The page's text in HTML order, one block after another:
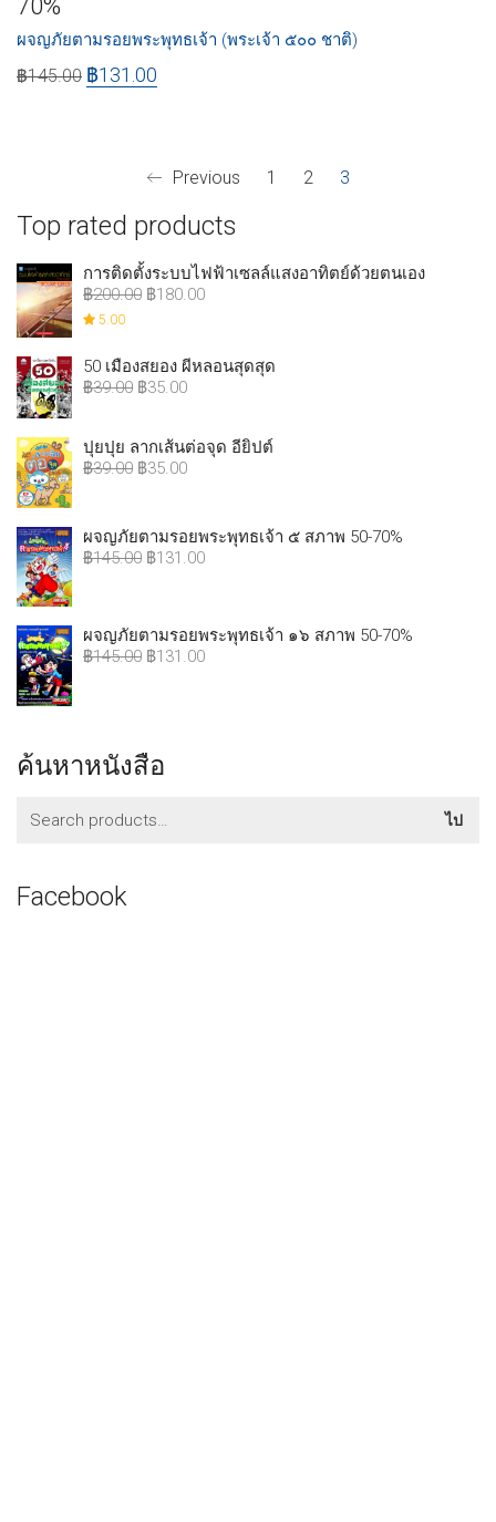
70%
ผจญภัยตามรอยพระพุทธเจ้า (พระเจ้า ๕๐๐ ชาติ)
฿145.00 ฿131.00
Previous 1 2 3
Top rated products
การติดตั้งระบบไฟฟ้าเซลล์แสงอาทิตย์ด้วยตนเอง
฿200.00 ฿180.00
5.00
50 เมืองสยอง ผีหลอนสุดสุด
฿39.00 ฿35.00
ปุยปุย ลากเส้นต่อจุด อียิปต์
฿39.00 ฿35.00
ผจญภัยตามรอยพระพุทธเจ้า ๕ สภาพ 50-70%
฿145.00 ฿131.00
ผจญภัยตามรอยพระพุทธเจ้า ๑๖ สภาพ 50-70%
฿145.00 ฿131.00
ค้นหาหนังสือ
ไป
Facebook